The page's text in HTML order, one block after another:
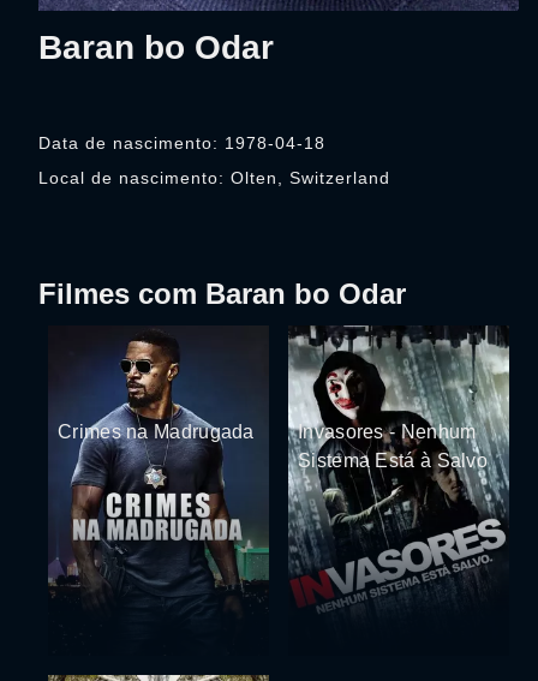
Baran bo Odar
Data de nascimento: 1978-04-18
Local de nascimento: Olten, Switzerland
Filmes com Baran bo Odar
Crimes na Madrugada
Invasores - Nenhum
Sistema Está à Salvo